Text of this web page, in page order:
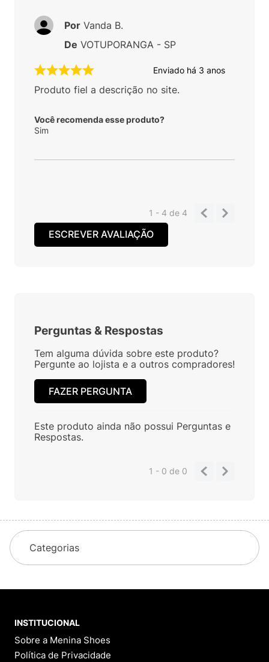
Enviado há 3 anos
Produto fiel a descrição no site.
Você recomenda esse produto?
Sim
Por Vanda B.
De VOTUPORANGA - SP
1 - 4de 4
ESCREVER AVALIAÇÃO
Perguntas & Respostas
Tem alguma dúvida sobre este produto?
Pergunte ao lojista e a outros compradores!
FAZER PERGUNTA
Este produto ainda não possui Perguntas e
Respostas.
1 - 0de 0
Categorias
INSTITUCIONAL
Sobre a Menina Shoes
Política de Privacidade